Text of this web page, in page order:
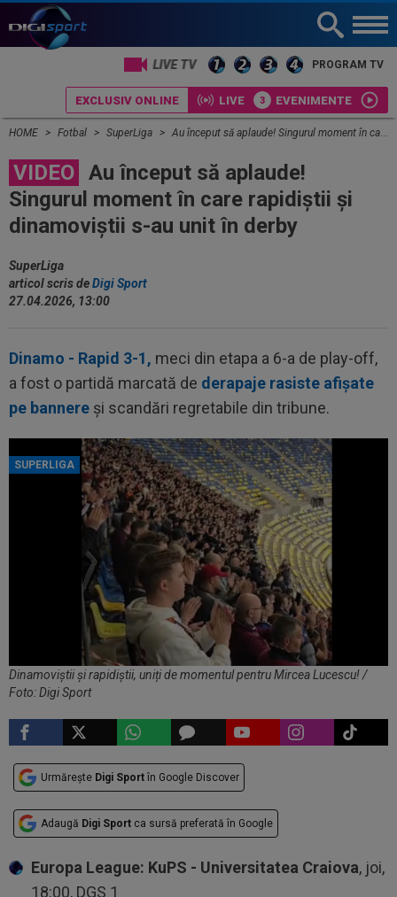
LIVE TV PROGRAM TV
EXCLUSIV ONLINE LIVE EVENIMENTE
HOME Fotbal SuperLiga Au început să aplaude! Singurul moment în care rapidiștii și dinamoviștii s-au unit în derby
VIDEO Au început să aplaude!
Singurul moment în care rapidiștii și
dinamoviștii s-au unit în derby
SuperLiga
articol scris deDigi Sport
27.04.2026, 13:00
Dinamo - Rapid 3-1, meci din etapa a 6-a de play-off,
a fost o partidă marcată de derapaje rasiste afișate
pe bannere și scandări regretabile din tribune.
SUPERLIGA
Dinamoviștii și rapidiștii, uniți de momentul pentru Mircea Lucescu! /
Foto: Digi Sport
Urmărește Digi Sport în Google Discover
Adaugă Digi Sport ca sursă preferată în Google
Europa League: KuPS - Universitatea Craiova, joi,
18:00, DGS 1